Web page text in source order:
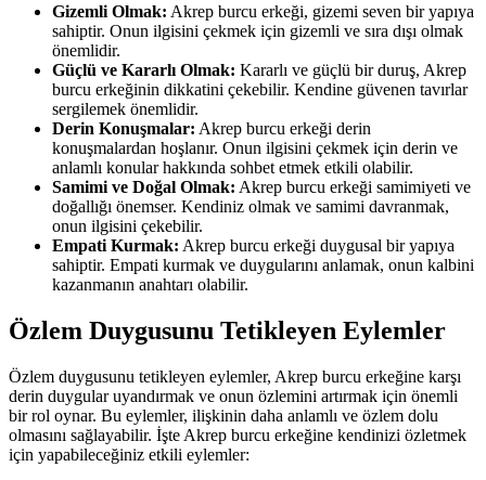
Gizemli Olmak: Akrep burcu erkeği, gizemi seven bir yapıya
sahiptir. Onun ilgisini çekmek için gizemli ve sıra dışı olmak
önemlidir.
Güçlü ve Kararlı Olmak: Kararlı ve güçlü bir duruş, Akrep
burcu erkeğinin dikkatini çekebilir. Kendine güvenen tavırlar
sergilemek önemlidir.
Derin Konuşmalar: Akrep burcu erkeği derin
konuşmalardan hoşlanır. Onun ilgisini çekmek için derin ve
anlamlı konular hakkında sohbet etmek etkili olabilir.
Samimi ve Doğal Olmak: Akrep burcu erkeği samimiyeti ve
doğallığı önemser. Kendiniz olmak ve samimi davranmak,
onun ilgisini çekebilir.
Empati Kurmak: Akrep burcu erkeği duygusal bir yapıya
sahiptir. Empati kurmak ve duygularını anlamak, onun kalbini
kazanmanın anahtarı olabilir.
Özlem Duygusunu Tetikleyen Eylemler
Özlem duygusunu tetikleyen eylemler, Akrep burcu erkeğine karşı
derin duygular uyandırmak ve onun özlemini artırmak için önemli
bir rol oynar. Bu eylemler, ilişkinin daha anlamlı ve özlem dolu
olmasını sağlayabilir. İşte Akrep burcu erkeğine kendinizi özletmek
için yapabileceğiniz etkili eylemler: